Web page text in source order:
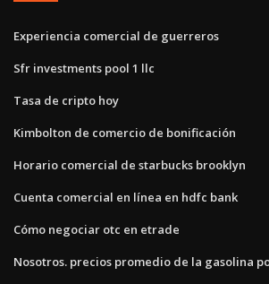
Experiencia comercial de guerreros
Sfr investments pool 1 llc
Tasa de cripto hoy
Kimbolton de comercio de bonificación
Horario comercial de starbucks brooklyn
Cuenta comercial en línea en hdfc bank
Cómo negociar otc en etrade
Nosotros. precios promedio de la gasolina